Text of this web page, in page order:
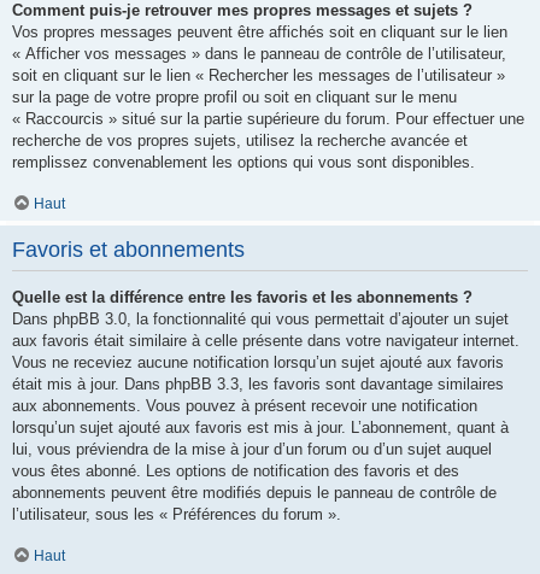
Comment puis-je retrouver mes propres messages et sujets ?
Vos propres messages peuvent être affichés soit en cliquant sur le lien
« Afficher vos messages » dans le panneau de contrôle de l’utilisateur,
soit en cliquant sur le lien « Rechercher les messages de l’utilisateur »
sur la page de votre propre profil ou soit en cliquant sur le menu
« Raccourcis » situé sur la partie supérieure du forum. Pour effectuer une
recherche de vos propres sujets, utilisez la recherche avancée et
remplissez convenablement les options qui vous sont disponibles.
Haut
Favoris et abonnements
Quelle est la différence entre les favoris et les abonnements ?
Dans phpBB 3.0, la fonctionnalité qui vous permettait d’ajouter un sujet
aux favoris était similaire à celle présente dans votre navigateur internet.
Vous ne receviez aucune notification lorsqu’un sujet ajouté aux favoris
était mis à jour. Dans phpBB 3.3, les favoris sont davantage similaires
aux abonnements. Vous pouvez à présent recevoir une notification
lorsqu’un sujet ajouté aux favoris est mis à jour. L’abonnement, quant à
lui, vous préviendra de la mise à jour d’un forum ou d’un sujet auquel
vous êtes abonné. Les options de notification des favoris et des
abonnements peuvent être modifiés depuis le panneau de contrôle de
l’utilisateur, sous les « Préférences du forum ».
Haut